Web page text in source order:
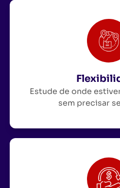
Estude de onde
sem precisar